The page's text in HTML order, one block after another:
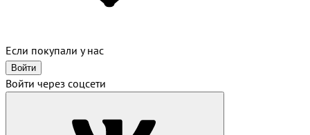
Если покупали у нас
Войти
Войти через соцсети